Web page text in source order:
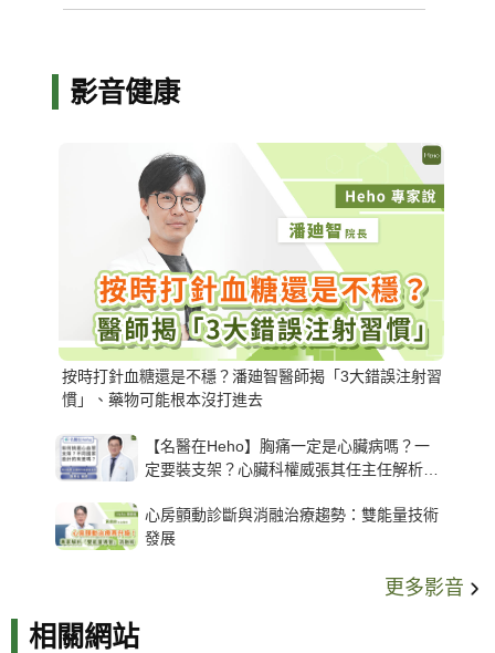
影音健康
按時打針血糖還是不穩？潘廸智醫師揭「3大錯誤注射習
慣」、藥物可能根本沒打進去
【名醫在Heho】胸痛一定是心臟病嗎？一
定要裝支架？心臟科權威張其任主任解析支
心房顫動診斷與消融治療趨勢：雙能量技術
發展
更多影音
相關網站